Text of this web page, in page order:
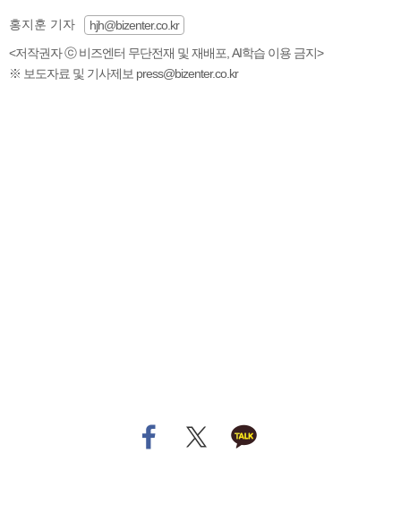
홍지훈 기자
hjh@bizenter.co.kr
<저작권자 ⓒ 비즈엔터 무단전재 및 재배포, AI학습 이용 금지>
※ 보도자료 및 기사제보 press@bizenter.co.kr